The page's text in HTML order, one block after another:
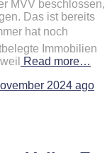
MVV beschlossen,
Das ist bereits
hat noch
Immobilien
Read more…
2024 ago